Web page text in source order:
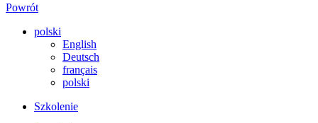
Powrót
polski
English
Deutsch
français
polski
Szkolenie